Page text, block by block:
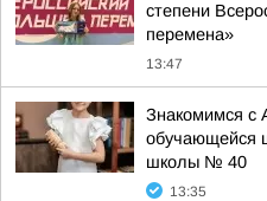
степени
перемена»
13:47
Знакомимся с
обучающейся
школы № 40
13:35